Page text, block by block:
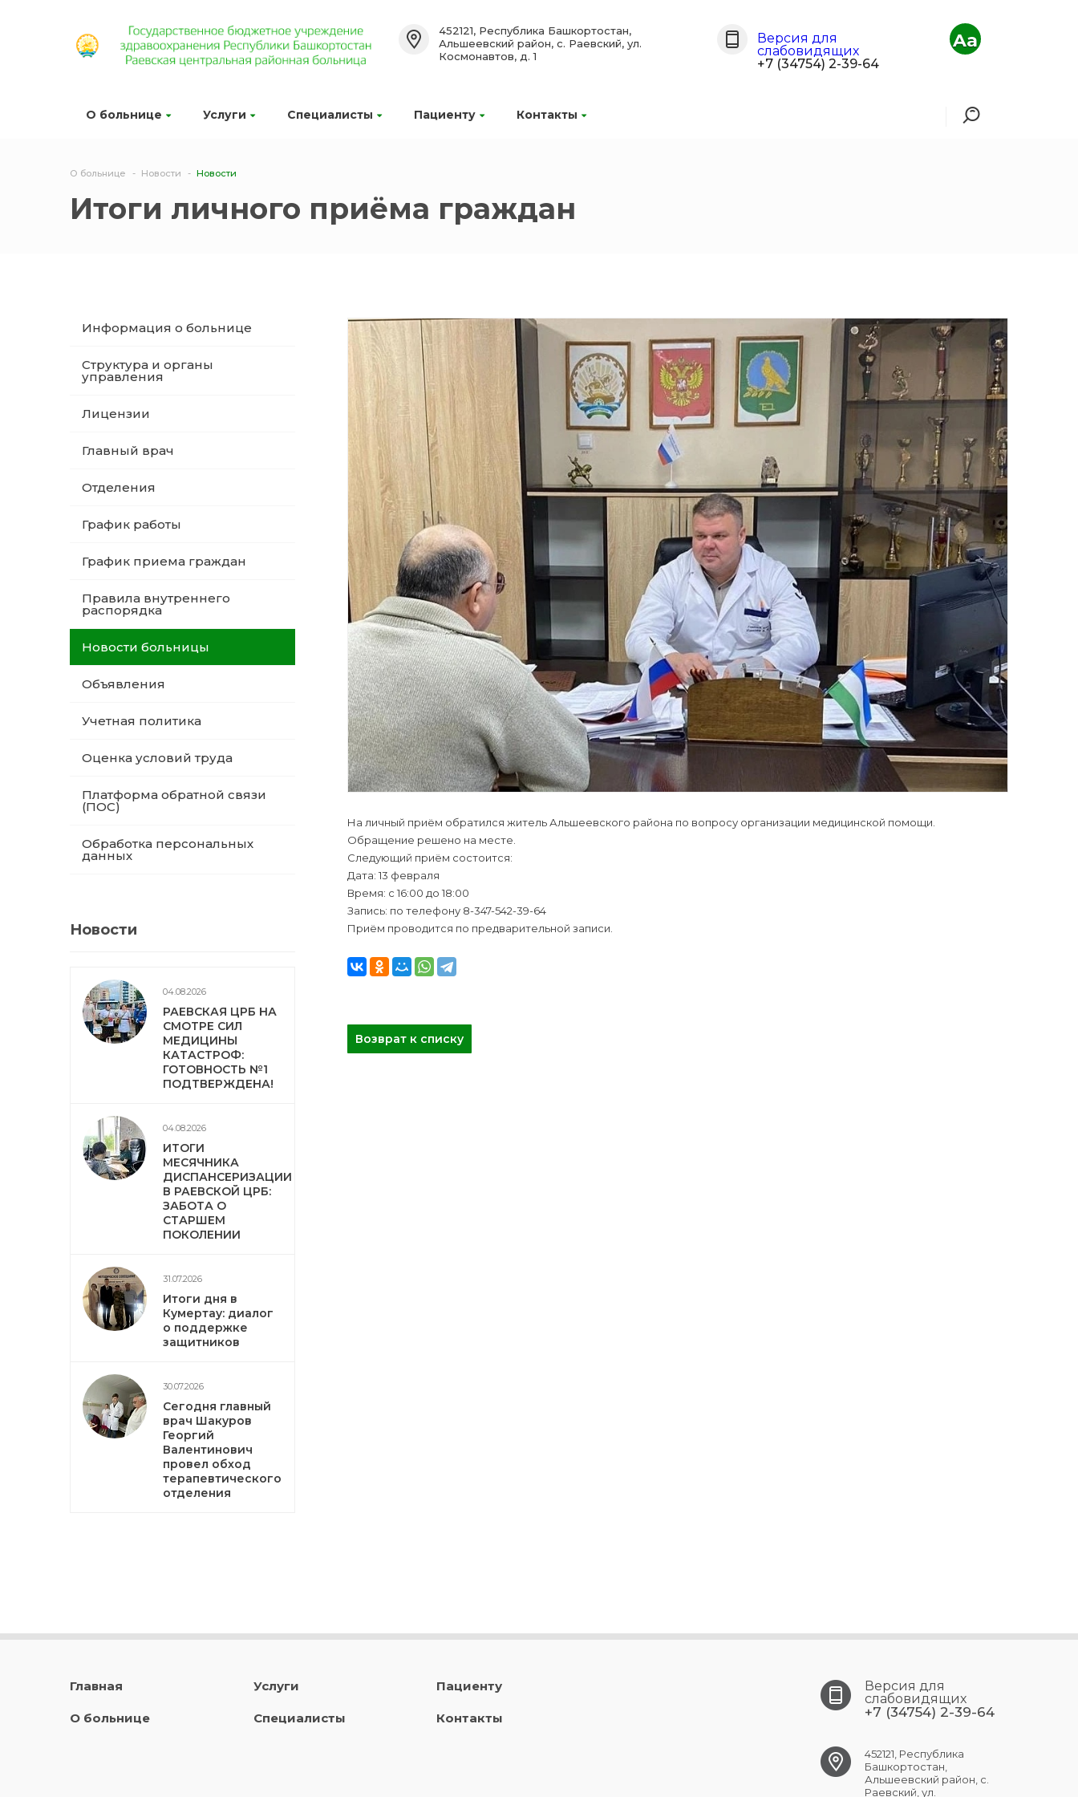
О больнице Услуги Специалисты Пациенту Контакты
452121, Республика Башкортостан,
Альшеевский район, с. Раевский, ул.
Космонавтов, д. 1
Версия для
слабовидящих
+7 (34754) 2-39-64
Aa
О больнице Новости Новости
Итоги личного приёма граждан
Информация о больнице
Структура и органы
управления
Лицензии
Главный врач
Отделения
График работы
График приема граждан
Правила внутреннего
распорядка
Новости больницы
Объявления
Учетная политика
Оценка условий труда
Платформа обратной связи
(ПОС)
Обработка персональных
данных
Новости
04.08.2026
РАЕВСКАЯ ЦРБ НА
СМОТРЕ СИЛ
МЕДИЦИНЫ
КАТАСТРОФ:
ГОТОВНОСТЬ №1
ПОДТВЕРЖДЕНА!
04.08.2026
ИТОГИ
МЕСЯЧНИКА
ДИСПАНСЕРИЗАЦИИ
В РАЕВСКОЙ ЦРБ:
ЗАБОТА О
СТАРШЕМ
ПОКОЛЕНИИ
31.07.2026
Итоги дня в
Кумертау: диалог
о поддержке
защитников
30.07.2026
Сегодня главный
врач Шакуров
Георгий
Валентинович
провел обход
терапевтического
отделения
На личный приём обратился житель Альшеевского района по вопросу организации медицинской помощи.
Обращение решено на месте.
Следующий приём состоится:
Дата: 13 февраля
Время: с 16:00 до 18:00
Запись: по телефону 8-347-542-39-64
Приём проводится по предварительной записи.
Возврат к списку
Главная
О больнице
Услуги
Специалисты
Пациенту
Контакты
Версия для
слабовидящих
+7 (34754) 2-39-64
452121, Республика
Башкортостан,
Альшеевский район, с.
Раевский, ул.